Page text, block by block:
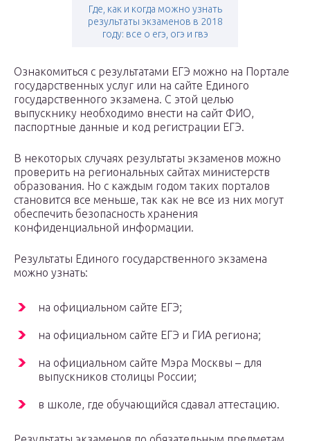
Где, как и когда можно узнать
результаты экзаменов в 2018
году: все о егэ, огэ и гвэ
Ознакомиться с результатами ЕГЭ можно на Портале
государственных услуг или на сайте Единого
государственного экзамена. С этой целью
выпускнику необходимо внести на сайт ФИО,
паспортные данные и код регистрации ЕГЭ.
В некоторых случаях результаты экзаменов можно
проверить на региональных сайтах министерств
образования. Но с каждым годом таких порталов
становится все меньше, так как не все из них могут
обеспечить безопасность хранения
конфиденциальной информации.
Результаты Единого государственного экзамена
можно узнать:
на официальном сайте ЕГЭ;
на официальном сайте ЕГЭ и ГИА региона;
на официальном сайте Мэра Москвы – для
выпускников столицы России;
в школе, где обучающийся сдавал аттестацию.